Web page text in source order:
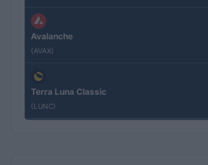
Avalanche
(AVAX)
Terra Luna Classic
(LUNC)